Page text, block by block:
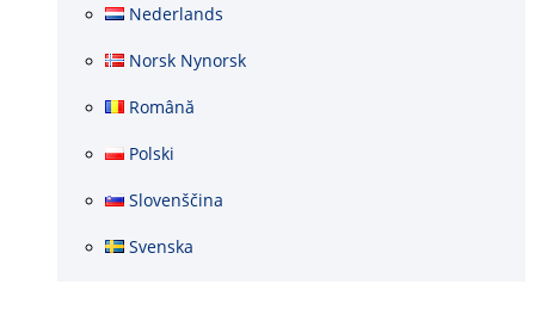
Nederlands
Norsk Nynorsk
Română
Polski
Slovenščina
Svenska